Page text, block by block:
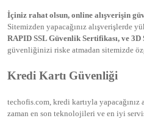
İçiniz rahat olsun, online alışverişin
Sitemizden yapacağınız alışverişlerde
RAPID SSL Güvenlik Sertifikası, ve 3D
güvenliğinizi riske atmadan sitemizde
Kredi Kartı Güvenliği
techofis.com, kredi kartıyla
zaman en son teknolojileri ve en iyi